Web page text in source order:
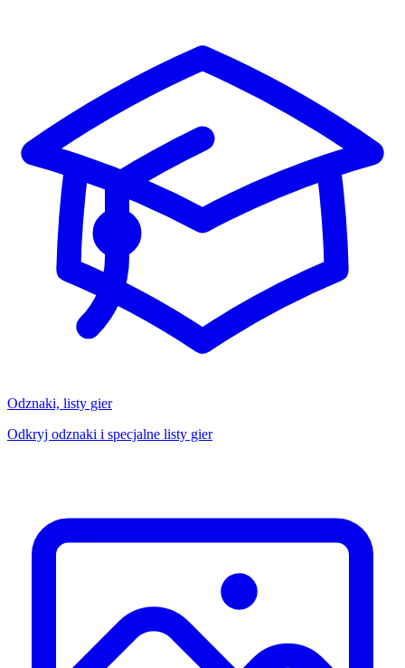
Odznaki, listy gier
Odkryj odznaki i specjalne listy gier